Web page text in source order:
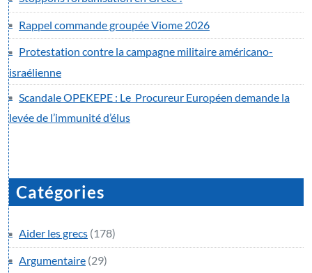
Rappel commande groupée Viome 2026
Protestation contre la campagne militaire américano-
israélienne
Scandale OPEKEPE : Le Procureur Européen demande la
levée de l’immunité d’élus
Catégories
Aider les grecs (178)
Argumentaire (29)